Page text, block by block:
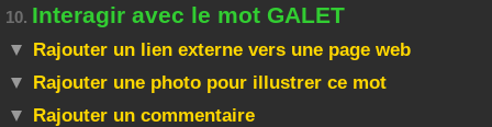
10. Interagir avec le mot GALET
Rajouter un lien externe vers une page web
Rajouter une photo pour illustrer ce mot
Rajouter un commentaire